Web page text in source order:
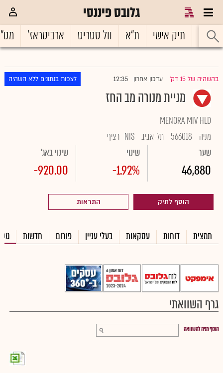
גלובס פיננסי
ראשי תיק אישי ת"א וול סטריט ארביטראז'
בהשהיה של 15 דק' עדכון אחרון 12:35 לצפות בנתונים ללא השהיה
מניית מנורה מב החז
MENORA MIV HLD
מניה
566018 תל-אביב NIS רציף
שער
46,880
שינוי
-1.92%
שינוי באג'
-920.00
הוסף לתיק התראות
תמצית דוחות עסקאות בעלי עניין פורום חדשות
גרף השוואתי
הוסף מניה להשוואה